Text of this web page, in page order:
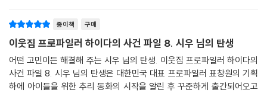
“추리 소설 마니아인데 멈출 수 없는 재미가 있었어요.”_4학년 권*서
“친구들에게 읽어 주고 싶은 책.”_5학년 이*준
종이책 구매
이웃집 프로파일러 하이다의 사건 파일 8. 시우 님의 탄생
어떤 고민이든 해결해 주는 시우 님의 탄생. 이웃집 프로파일러 하이다의
사건 파일 8. 시우 님의 탄생은 대한민국 대표 프로파일러 표창원의 기획
하에 아이들을 위한 추리 동화의 시작을 알린 후 꾸준하게 출간되어오고